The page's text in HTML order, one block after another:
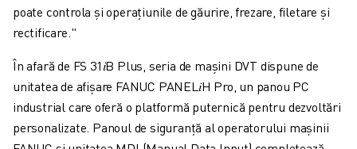
poate controla și operațiunile de găurire, frezare, filetare și
rectificare."
În afară de FS 31𝑖B Plus, seria de mașini DVT dispune de
unitatea de afișare FANUC PANEL𝑖H Pro, un panou PC
industrial care oferă o platformă puternică pentru dezvoltări
personalizate. Panoul de siguranță al operatorului mașinii